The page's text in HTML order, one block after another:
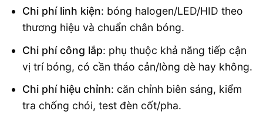
Chi phí linh kiện: bóng halogen/LED/HID theo
thương hiệu và chuẩn chân bóng.
Chi phí công lắp: phụ thuộc khả năng tiếp cận
vị trí bóng, có cần tháo cản/lòng dè hay không.
Chi phí hiệu chỉnh: căn chỉnh biên sáng, kiểm
tra chống chói, test đèn cốt/pha.